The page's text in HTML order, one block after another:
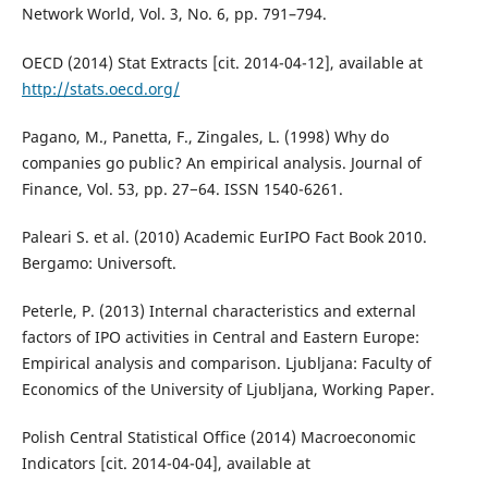
Network World, Vol. 3, No. 6, pp. 791–794.
OECD (2014) Stat Extracts [cit. 2014-04-12], available at
http://stats.oecd.org/
Pagano, M., Panetta, F., Zingales, L. (1998) Why do
companies go public? An empirical analysis. Journal of
Finance, Vol. 53, pp. 27−64. ISSN 1540-6261.
Paleari S. et al. (2010) Academic EurIPO Fact Book 2010.
Bergamo: Universoft.
Peterle, P. (2013) Internal characteristics and external
factors of IPO activities in Central and Eastern Europe:
Empirical analysis and comparison. Ljubljana: Faculty of
Economics of the University of Ljubljana, Working Paper.
Polish Central Statistical Office (2014) Macroeconomic
Indicators [cit. 2014-04-04], available at